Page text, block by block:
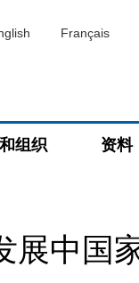
Français
组织 资料
展中国